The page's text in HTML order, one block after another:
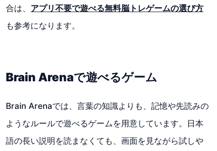
合は、 アプリ不要で遊べる無料脳トレゲームの選び方
も参考になります。
Brain Arenaで遊べるゲーム
Brain Arenaでは、言葉の知識よりも、記憶や先読みの
ようなルールで遊べるゲームを用意しています。日本
語の長い説明を読まなくても、画面を見ながら試しや